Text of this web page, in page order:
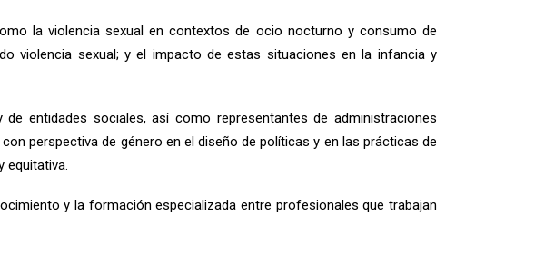
la violencia sexual en contextos de ocio nocturno y consumo de
violencia sexual; y el impacto de estas situaciones en la infancia y
entidades sociales, así como representantes de administraciones
perspectiva de género en el diseño de políticas y en las prácticas de
equitativa.
y la formación especializada entre profesionales que trabajan